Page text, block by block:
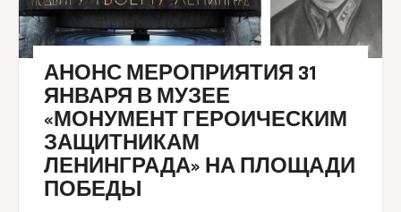
АНОНС МЕРОПРИЯТИЯ 31
ЯНВАРЯ В МУЗЕЕ
«МОНУМЕНТ ГЕРОИЧЕСКИМ
ЗАЩИТНИКАМ
ЛЕНИНГРАДА» НА ПЛОЩАДИ
ПОБЕДЫ